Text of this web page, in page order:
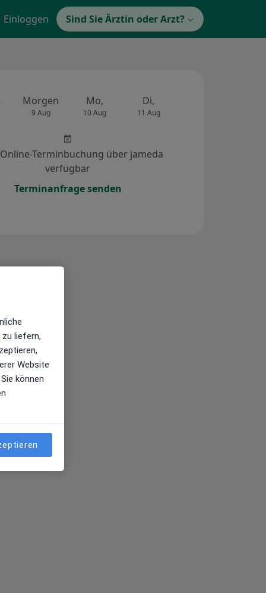
Einloggen Sind Sie Ärztin oder Arzt?
Morgen
9 Aug
Mo,
10 Aug
Di,
11 Aug
Terminbuchung über jameda
verfügbar
Terminanfrage senden
liefern,
Website
können